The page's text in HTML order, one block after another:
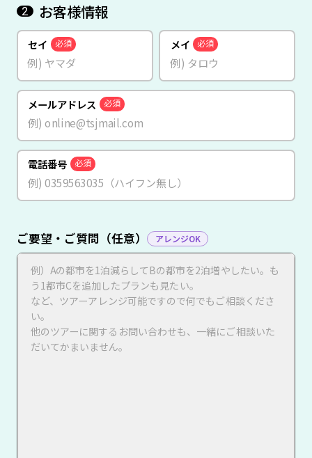
2 お客様情報
セイ 必須 メイ 必須
メールアドレス 必須
電話番号 必須
ご要望・ご質問（任意） アレンジOK